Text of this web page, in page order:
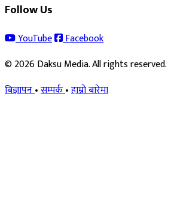
Follow Us
YouTube
Facebook
© 2026 Daksu Media. All rights reserved.
बिज्ञापन•सम्पर्क•हाम्रो बारेमा